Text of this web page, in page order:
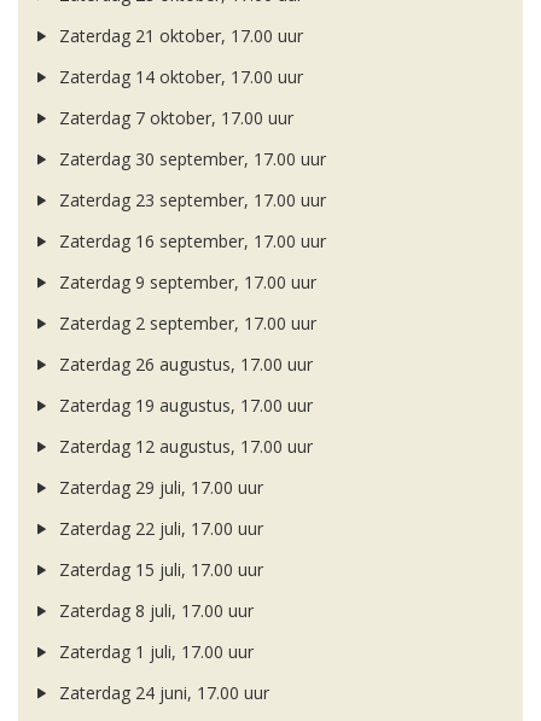
Zaterdag 21 oktober, 17.00 uur
Zaterdag 14 oktober, 17.00 uur
Zaterdag 7 oktober, 17.00 uur
Zaterdag 30 september, 17.00 uur
Zaterdag 23 september, 17.00 uur
Zaterdag 16 september, 17.00 uur
Zaterdag 9 september, 17.00 uur
Zaterdag 2 september, 17.00 uur
Zaterdag 26 augustus, 17.00 uur
Zaterdag 19 augustus, 17.00 uur
Zaterdag 12 augustus, 17.00 uur
Zaterdag 29 juli, 17.00 uur
Zaterdag 22 juli, 17.00 uur
Zaterdag 15 juli, 17.00 uur
Zaterdag 8 juli, 17.00 uur
Zaterdag 1 juli, 17.00 uur
Zaterdag 24 juni, 17.00 uur